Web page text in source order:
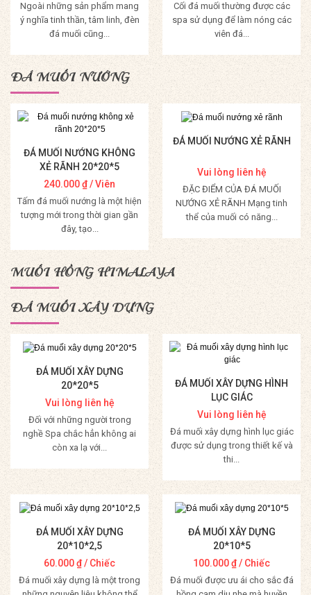
Ngoài những sản phẩm mang
ý nghĩa tinh thần, tâm linh, đèn
đá muối cũng...
Mua Hàng
Cối đá muối thường được các
spa sử dụng để làm nóng các
viên đá...
Mua Hàng
ĐÁ MUỐI NƯỚNG
ĐÁ MUỐI NƯỚNG KHÔNG
XẺ RÃNH 20*20*5
240.000₫/ Viên
Tấm đá muối nướng là một hiện
tượng mới trong thời gian gần
đây, tạo...
Mua Hàng
ĐÁ MUỐI NƯỚNG XẺ RÃNH
Vui lòng liên hệ
ĐẶC ĐIỂM CỦA ĐÁ MUỐI
NƯỚNG XẺ RÃNH Mạng tinh
thể của muối có năng...
Mua Hàng
MUỐI HỒNG HIMALAYA
ĐÁ MUỐI XÂY DỰNG
ĐÁ MUỐI XÂY DỰNG
20*20*5
Vui lòng liên hệ
Đối với những người trong
nghề Spa chắc hẳn không ai
còn xa lạ với...
Mua Hàng
ĐÁ MUỐI XÂY DỰNG HÌNH
LỤC GIÁC
Vui lòng liên hệ
Đá muối xây dựng hình lục giác
được sử dụng trong thiết kế và
thi...
Mua Hàng
ĐÁ MUỐI XÂY DỰNG
20*10*2,5
60.000₫/ Chiếc
Đá muối xây dựng là một trong
ĐÁ MUỐI XÂY DỰNG
20*10*5
100.000₫/ Chiếc
Đá muối được ưu ái cho sắc đá